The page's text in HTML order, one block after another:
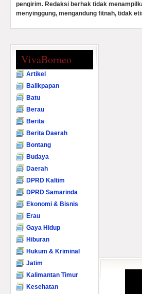
pengirim. Redaksi berhak tidak
menyinggung, mengandung fitnah, tidak
VivaBorneo
Artikel
Balikpapan
Batu
Berau
Berita
Berita Daerah
Bontang
Budaya
Daerah
DPRD Kaltim
DPRD Samarinda
Ekonomi & Bisnis
Erau
Gaya Hidup
Hiburan
Hukum & Kriminal
Jatim
Kalimantan Timur
Kesehatan